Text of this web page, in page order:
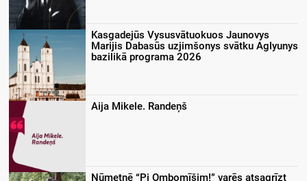
Kasgadejūs Vysusvātuokuos Jaunovys
Marijis Dabasūs uzjimšonys svātku Aglyunys
bazilikā programa 2026
Aija Mikele. Randeņš
Nūmetnē “Pi Ombomīšim!” varēs atsagrīzt